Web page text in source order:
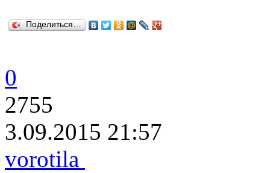
Поделиться…
0
2755
3.09.2015 21:57
vorotila